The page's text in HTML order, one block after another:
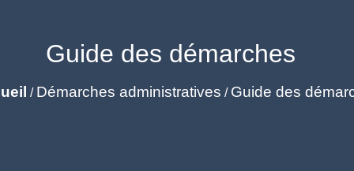
Guide des démarches
/ Démarches administratives / Guide des